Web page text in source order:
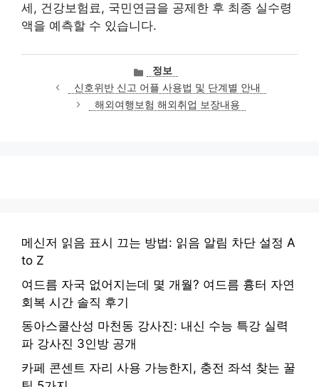
세, 건강보험료, 국민연금을 공제한 후 최종 실수령
액을 예측할 수 있습니다.
카
테
고
리
정보
신호위반 신고 어플 사용법 및 단계별 안내
해외여행보험 해외취업 보장내용
메신저 읽음 표시 끄는 방법: 읽음 알림 차단 설정 A
to Z
여드름 자국 없어지는데 몇 개월? 여드름 흉터 자연
회복 시간 솔직 후기
동아스쿨산성 마천동 강사진: 내신 수능 특강 실력
파 강사진 3인방 공개
카페 콘센트 자리 사용 가능한지, 충전 좌석 찾는 꿀